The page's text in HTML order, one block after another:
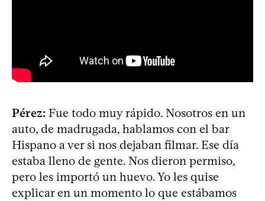
Pérez: Fue todo muy rápido. Nosotros en un
auto, de madrugada, hablamos con el bar
Hispano a ver si nos dejaban filmar. Ese día
estaba lleno de gente. Nos dieron permiso,
pero les importó un huevo. Yo les quise
explicar en un momento lo que estábamos